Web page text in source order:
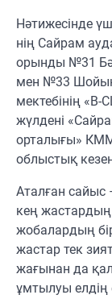
Нәтижесінде
нің Сайрам
орынды №31
мен №33
мектебінің «B-
жүлдені
орталығы»
облыстық
Аталған сайыс
кең
жобалардың
жастар тек
жағынан да
ұмтылуы елдің